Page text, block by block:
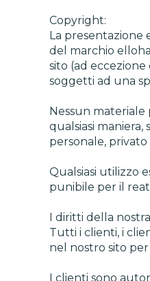
Copyright:
La presentazione
del marchio
sito (ad
soggetti ad una
Nessun materiale
qualsiasi
personale,
Qualsiasi utilizzo
punibile per il
I diritti della
Tutti i clienti, i
nel nostro sito
I clienti sono